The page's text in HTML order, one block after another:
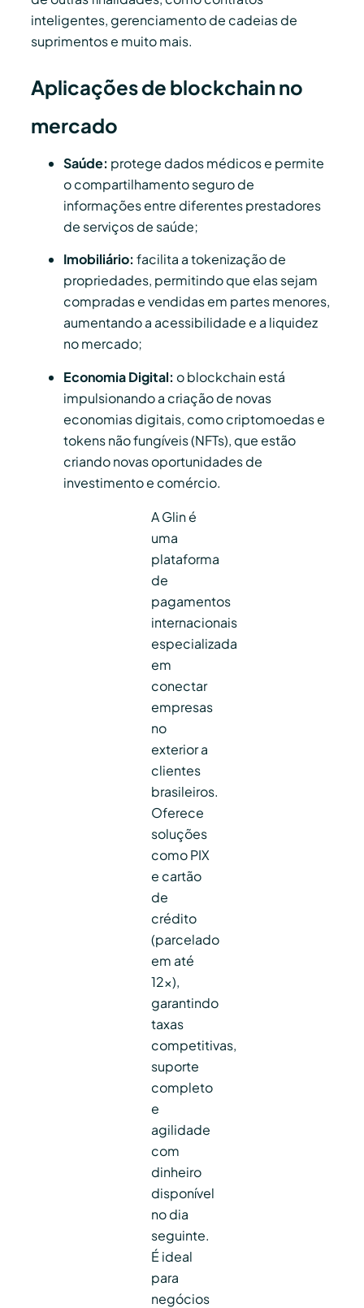
inteligentes, gerenciamento de cadeias de
suprimentos e muito mais.
Aplicações de blockchain no
mercado
Saúde: protege dados médicos e permite
o compartilhamento seguro de
informações entre diferentes prestadores
de serviços de saúde;
Imobiliário: facilita a tokenização de
propriedades, permitindo que elas sejam
compradas e vendidas em partes menores,
aumentando a acessibilidade e a liquidez
no mercado;
Economia Digital: o blockchain está
impulsionando a criação de novas
economias digitais, como criptomoedas e
tokens não fungíveis (NFTs), que estão
criando novas oportunidades de
investimento e comércio.
A Glin é
uma
plataforma
de
pagamentos
internacionais
especializada
em
conectar
empresas
no
exterior a
clientes
brasileiros.
Oferece
soluções
como PIX
e cartão
de
crédito
(parcelado
em até
12x),
garantindo
taxas
competitivas,
suporte
completo
e
agilidade
com
dinheiro
disponível
no dia
seguinte.
É ideal
para
negócios